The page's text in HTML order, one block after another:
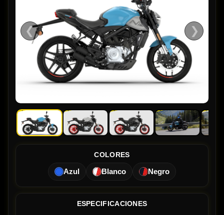
❮ ❯
COLORES
Azul Blanco Negro
ESPECIFICACIONES